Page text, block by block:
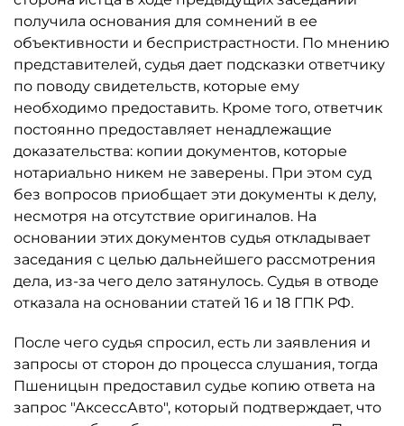
получила основания для сомнений в ее
объективности и беспристрастности. По мнению
представителей, судья дает подсказки ответчику
по поводу свидетельств, которые ему
необходимо предоставить. Кроме того, ответчик
постоянно предоставляет ненадлежащие
доказательства: копии документов, которые
нотариально никем не заверены. При этом суд
без вопросов приобщает эти документы к делу,
несмотря на отсутствие оригиналов. На
основании этих документов судья откладывает
заседания с целью дальнейшего рассмотрения
дела, из-за чего дело затянулось. Судья в отводе
отказала на основании статей 16 и 18 ГПК РФ.
После чего судья спросил, есть ли заявления и
запросы от сторон до процесса слушания, тогда
Пшеницын предоставил судье копию ответа на
запрос "АксессАвто", который подтверждает, что